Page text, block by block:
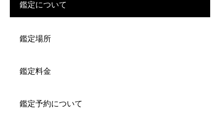
鑑定について
鑑定場所
鑑定料金
鑑定予約について